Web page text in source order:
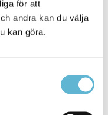
för att
andra kan du välja
kan göra.